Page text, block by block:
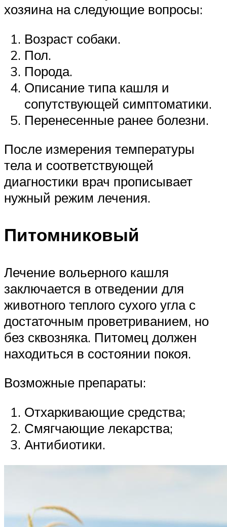
хозяина на следующие вопросы:
Возраст собаки.
Пол.
Порода.
Описание типа кашля и
сопутствующей симптоматики.
Перенесенные ранее болезни.
После измерения температуры
тела и соответствующей
диагностики врач прописывает
нужный режим лечения.
Питомниковый
Лечение вольерного кашля
заключается в отведении для
животного теплого сухого угла с
достаточным проветриванием, но
без сквозняка. Питомец должен
находиться в состоянии покоя.
Возможные препараты:
Отхаркивающие средства;
Смягчающие лекарства;
Антибиотики.